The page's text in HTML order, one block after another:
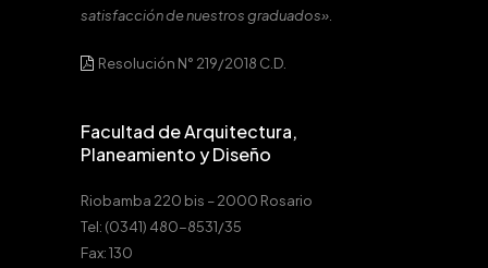
satisfacción de nuestros graduados».
Resolución N° 219/2018 C.D.
Facultad de Arquitectura,
Planeamiento y Diseño
Riobamba 220 bis – 2000 Rosario
Tel: (0341) 480-8531/35
Fax: 130